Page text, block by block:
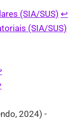
(SIA/SUS) ↩︎
(SIA/SUS)
2024) -